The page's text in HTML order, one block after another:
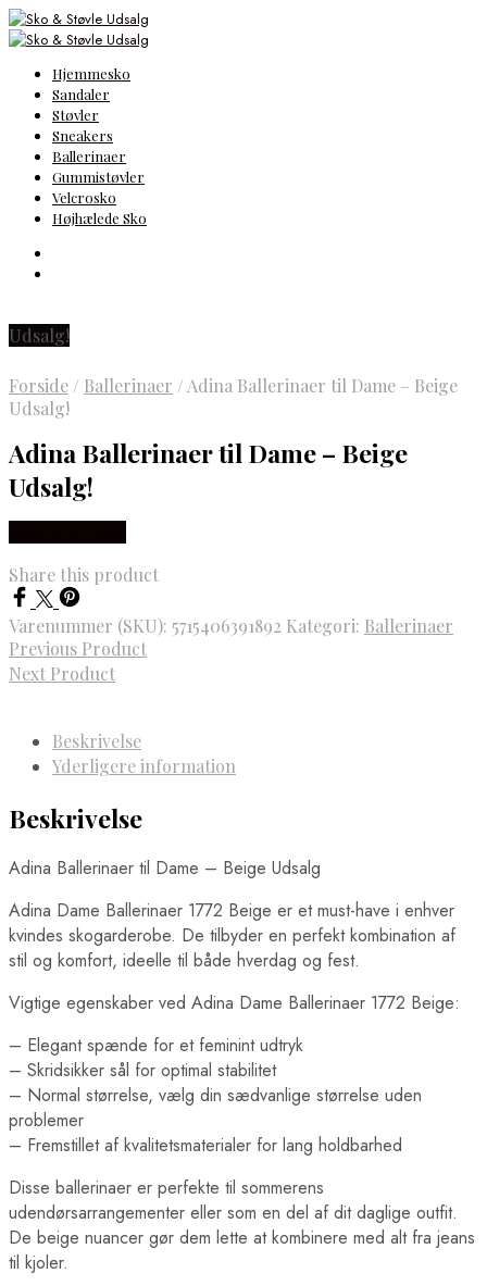
Hjemmesko
Sandaler
Støvler
Sneakers
Ballerinaer
Gummistøvler
Velcrosko
Højhælede Sko
Udsalg!
Forside / Ballerinaer / Adina Ballerinaer til Dame – Beige
Udsalg!
Adina Ballerinaer til Dame – Beige
Udsalg!
Share this product
Varenummer (SKU): 5715406391892 Kategori: Ballerinaer
Previous Product
Next Product
Beskrivelse
Yderligere information
Beskrivelse
Adina Ballerinaer til Dame – Beige Udsalg
Adina Dame Ballerinaer 1772 Beige er et must-have i enhver
kvindes skogarderobe. De tilbyder en perfekt kombination af
stil og komfort, ideelle til både hverdag og fest.
Vigtige egenskaber ved Adina Dame Ballerinaer 1772 Beige:
– Elegant spænde for et feminint udtryk
– Skridsikker sål for optimal stabilitet
– Normal størrelse, vælg din sædvanlige størrelse uden
problemer
– Fremstillet af kvalitetsmaterialer for lang holdbarhed
Disse ballerinaer er perfekte til sommerens
udendørsarrangementer eller som en del af dit daglige outfit.
De beige nuancer gør dem lette at kombinere med alt fra jeans
til kjoler.